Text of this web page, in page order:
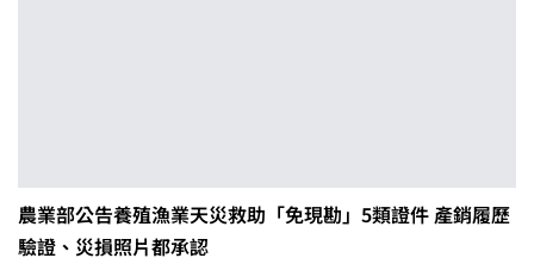
農業部公告養殖漁業天災救助「免現勘」5類證件 產銷履歷
驗證、災損照片都承認